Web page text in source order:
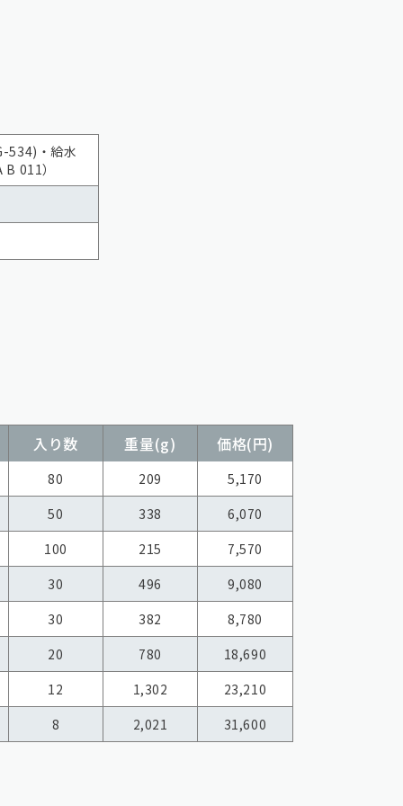
534)・給水
011）
入り数 重量(g) 価格(円)
80 209
5,170
50
338
6,070
100
215
7,570
30
496
9,080
30
382
8,780
20
780
18,690
12
1,302
23,210
8
2,021 31,600